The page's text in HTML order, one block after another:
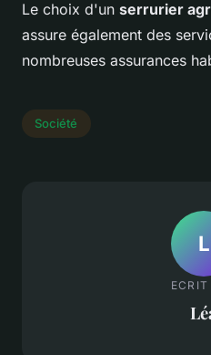
Le choix d'un serrurier
assure également des
nombreuses assurances
Société
L
ECRIT